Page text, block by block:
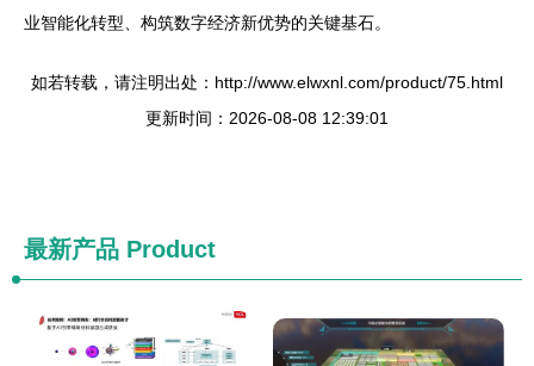
业智能化转型、构筑数字经济新优势的关键基石。
如若转载，请注明出处：http://www.elwxnl.com/product/75.html
更新时间：2026-08-08 12:39:01
最新产品 Product